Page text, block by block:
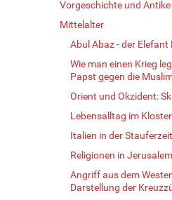
Vorgeschichte und Antike
Mittelalter
Abul Abaz - der Elefant
Wie man einen Krieg
Papst gegen die
Orient und Okzident:
Lebensalltag im
Italien in der Stauferzeit
Religionen in Jerusalem
Angriff aus dem
Darstellung der